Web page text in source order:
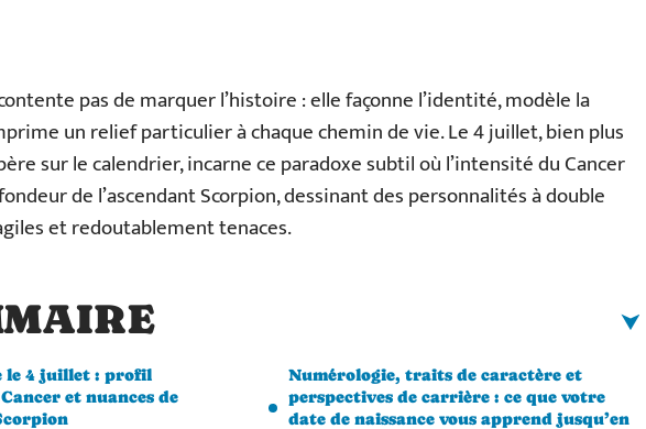
pas de marquer l’histoire : elle façonne l’identité, modèle la
un relief particulier à chaque chemin de vie. Le 4 juillet, bien plus
sur le calendrier, incarne ce paradoxe subtil où l’intensité du Cancer
de l’ascendant Scorpion, dessinant des personnalités à double
et redoutablement tenaces.
le 4 juillet : profil
et nuances de
Numérologie, traits de caractère et
perspectives de carrière : ce que votre
date de naissance vous apprend jusqu’en